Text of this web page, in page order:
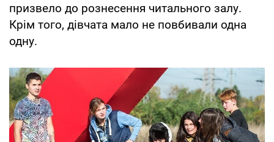
призвело до рознесення читального залу.
Крім того, дівчата мало не повбивали одна
одну.